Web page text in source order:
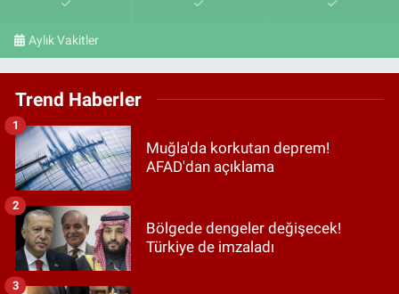
Aylık Vakitler
Trend Haberler
Muğla'da korkutan deprem!
AFAD'dan açıklama
1
Bölgede dengeler değişecek!
Türkiye de imzaladı
2
3